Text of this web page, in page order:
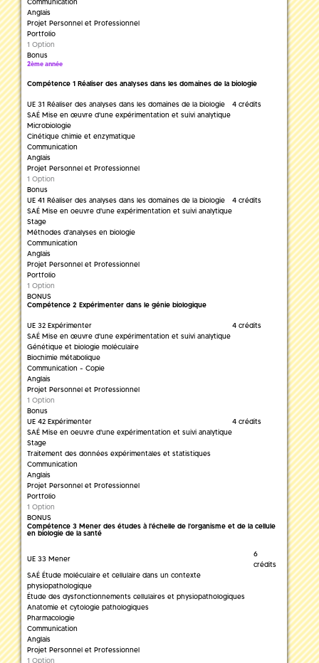
Anglais
Projet Personnel et Professionnel
Portfolio
1 Option
Bonus
2ème année
Compétence 1 Réaliser des analyses dans les domaines de la biologie
UE 31 Réaliser des analyses dans les domaines de la biologie
4 crédits
SAÉ Mise en œuvre d'une expérimentation et suivi analytique
Microbiologie
Cinétique chimie et enzymatique
Communication
Anglais
Projet Personnel et Professionnel
1 Option
Bonus
UE 41 Réaliser des analyses dans les domaines de la biologie
4 crédits
SAÉ Mise en oeuvre d'une expérimentation et suivi analytique
Stage
Méthodes d'analyses en biologie
Communication
Anglais
Projet Personnel et Professionnel
Portfolio
1 Option
BONUS
Compétence 2 Expérimenter dans le génie biologique
UE 32 Expérimenter
4 crédits
SAÉ Mise en œuvre d'une expérimentation et suivi analytique
Génétique et biologie moléculaire
Biochimie métabolique
Communication - Copie
Anglais
Projet Personnel et Professionnel
1 Option
Bonus
UE 42 Expérimenter
4 crédits
SAÉ Mise en oeuvre d'une expérimentation et suivi analytique
Stage
Traitement des données expérimentales et statistiques
Communication
Anglais
Projet Personnel et Professionnel
Portfolio
1 Option
BONUS
Compétence 3 Mener des études à l'échelle de l'organisme et de la cellule
en biologie de la santé
UE 33 Mener
6
crédits
SAÉ Étude moléculaire et cellulaire dans un contexte
physiopathologique
Étude des dysfonctionnements cellulaires et physiopathologiques
Anatomie et cytologie pathologiques
Pharmacologie
Communication
Anglais
Projet Personnel et Professionnel
1 Option